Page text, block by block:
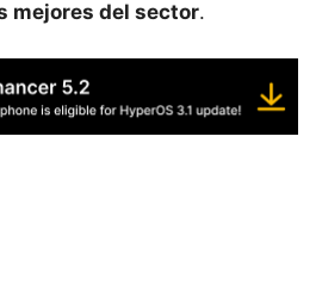
mejores del sector.